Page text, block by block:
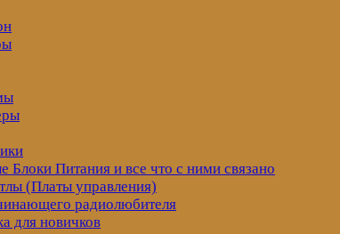
Блоки Питания и все что с ними связано
(Платы управления)
радиолюбителя
для новичков